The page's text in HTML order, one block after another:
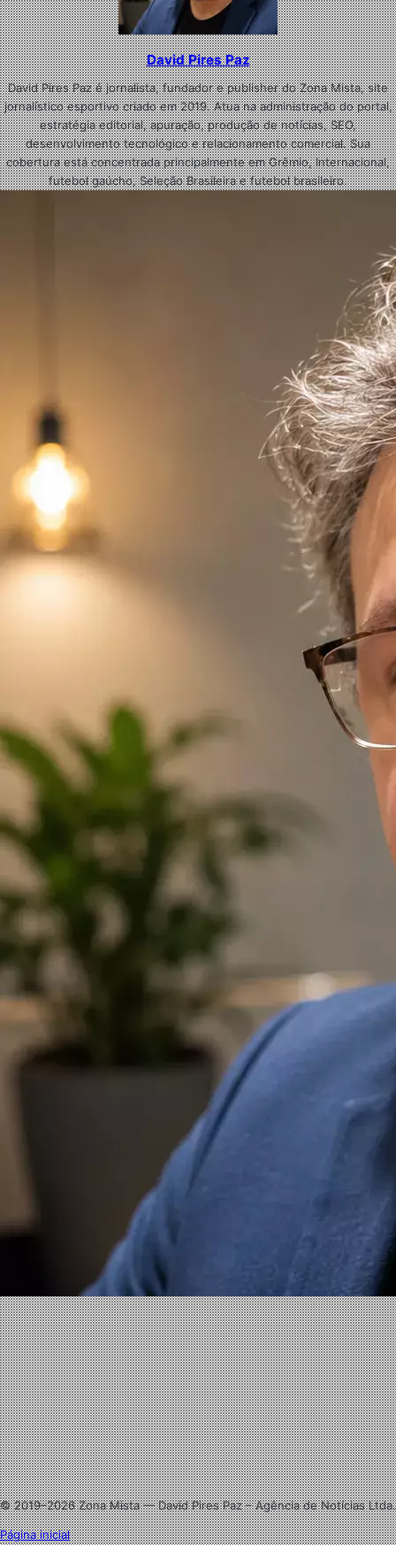
David Pires Paz
David Pires Paz é jornalista, fundador e publisher do Zona Mista, site
jornalístico esportivo criado em 2019. Atua na administração do portal,
estratégia editorial, apuração, produção de notícias, SEO,
desenvolvimento tecnológico e relacionamento comercial. Sua
cobertura está concentrada principalmente em Grêmio, Internacional,
futebol gaúcho, Seleção Brasileira e futebol brasileiro.
Website
Facebook
X
Linkedin
Instagram
© 2019–2026 Zona Mista — David Pires Paz – Agência de Notícias Ltda.
Página inicial